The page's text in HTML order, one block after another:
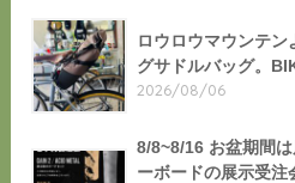
ロウロウマウンテ
グサドルバッグ。
2026/08/06
8/8~8/16 お盆期間
ーボードの展示受